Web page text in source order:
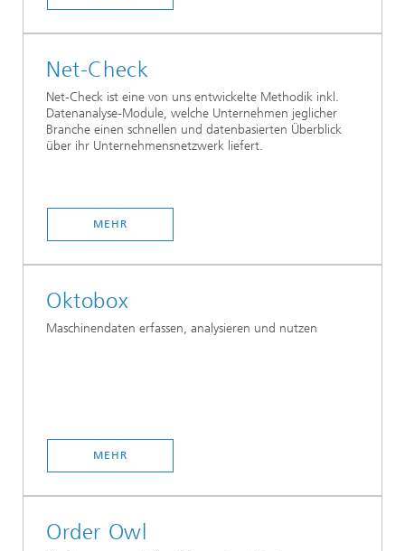
Net-Check
Net-Check ist eine von uns entwickelte Methodik inkl.
Datenanalyse-Module, welche Unternehmen jeglicher
Branche einen schnellen und datenbasierten Überblick
über ihr Unternehmensnetzwerk liefert.
MEHR
Oktobox
Maschinendaten erfassen, analysieren und nutzen
MEHR
Order Owl